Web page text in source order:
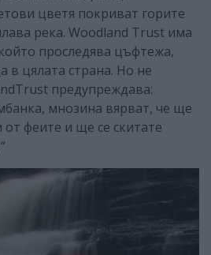
цветя покриват горите
река. Woodland Trust има
проследява цъфтежа,
в цялата страна. Но не
предупреждава:
мнозина вярват, че ще
феите и ще се скитате